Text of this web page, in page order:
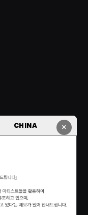
×
CHINA